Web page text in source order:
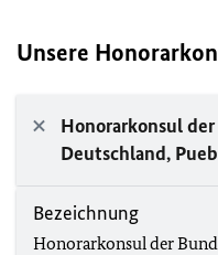
Unsere
Honorarkonsul
Deutschland,
Bezeichnung
Honorarkonsul der